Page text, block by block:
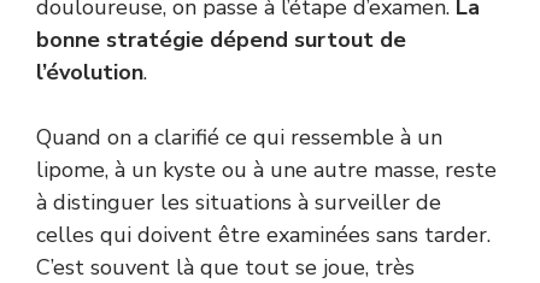
douloureuse, on passe à l’étape d’examen. La
bonne stratégie dépend surtout de
l’évolution.
Quand on a clarifié ce qui ressemble à un
lipome, à un kyste ou à une autre masse, reste
à distinguer les situations à surveiller de
celles qui doivent être examinées sans tarder.
C’est souvent là que tout se joue, très